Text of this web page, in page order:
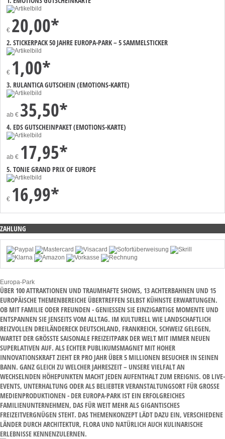
€ 20,00*
2. STICKERPACK 50 JAHRE EUROPA-PARK – 5 SAMMELSTICKER
€ 1,00*
3. RULANTICA GUTSCHEIN (EMOTIONS-KARTE)
ab € 35,50*
4. EDS GUTSCHEINPAKET (EMOTIONS-KARTE)
ab € 17,95*
5. TONIE GRAND PRIX OF EUROPE
€ 16,99*
ZAHLUNG
Europa-Park
ÜBER 100 ATTRAKTIONEN UND TRAUMHAFTE SHOWS, 13 ACHTERBAHNEN UND 15
EUROPÄISCHE THEMENBEREICHE ÜBERTREFFEN SELBST KÜHNSTE ERWARTUNGEN.
OB MIT FAMILIE ODER FREUNDEN - GENIESSEN SIE EINZIGARTIGE MOMENTE UND E
NTSPANNEN SIE JENSEITS VOM ALLTAG. IM KULTURELL WIE LANDSCHAFTLICH R
EIZVOLLEN DREILÄNDERECK DEUTSCHLAND, FRANKREICH, SCHWEIZ GELEGEN, W
ARTET DER GRÖSSTE SAISONALE FREIZEITPARK DER WELT MIT IMMER NEUEN SU
PERLATIVEN AUF. ALS ECHTER PUBLIKUMSMAGNET MIT HOHER IN
NOVATIONSKRAFT ZIEHT ER PRO JAHR ÜBER 5 MILLIONEN BESUCHER IN SEINEN BA
NN. GANZ GLEICH ZU WELCHER JAHRESZEIT – UNSERE VIELFALT AN WE
CHSELNDEN HÖHEPUNKTEN MACHT JEDEN AUFENTHALT ZUM EREIGNIS. OB LIVE-EV
ENTS, UNTERHALTUNG ODER ALS BELIEBTER VERANSTALTUNGSORT FÜR GROSSE MED
IENPRODUKTIONEN - DER EUROPA-PARK IST EIN ERFOLGREICHES FAM
ILIENUNTERNEHMEN, DAS FÜR WEIT MEHR ALS GIGANTISCHES FRE
IZEITVERGNÜGEN STEHT. DAS THEMENKONZEPT LÄDT DAZU EIN, VERSCHIEDENE LÄN
DER DURCH ARCHITEKTUR, FLORA UND NATÜRLICH AUCH KULINARISCHE ERL
EBNISSE KENNENZULERNEN.